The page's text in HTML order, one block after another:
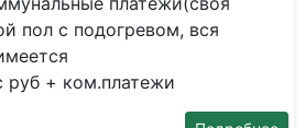
пол с подогревом, вся
+ ком.платежи